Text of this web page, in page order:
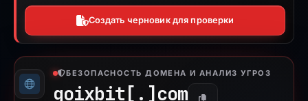
Создать черновик для проверки
БЕЗОПАСНОСТЬ ДОМЕНА И АНАЛИЗ УГРОЗ
goixbit[.] com